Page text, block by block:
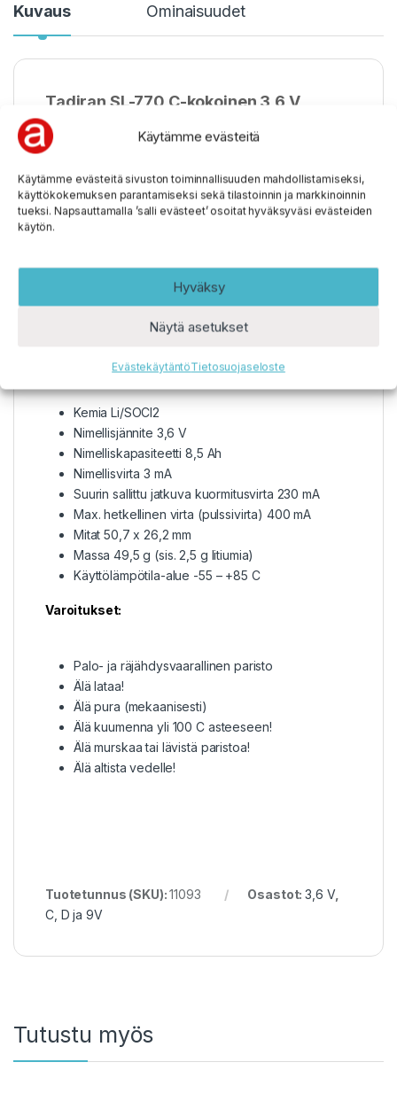
Käytämme evästeitä
Käytämme evästeitä sivuston toiminnallisuuden mahdollistamiseksi,
käyttökokemuksen parantamiseksi sekä tilastoinnin ja markkinoinnin
tueksi. Napsauttamalla ’salli evästeet’ osoitat hyväksyväsi evästeiden
käytön.
Hyväksy
Näytä asetukset
EvästekäytäntöTietosuojaseloste
Kuvaus Ominaisuudet
Tadiran SL-770 C-kokoinen 3,6 V
litiumparisto
valmistuskuukausi ja -vuosi! Ei siis “parasta
ennen”. Meillä varasto kiertää ja tuotteet ovat
tuoreita
C-pariston kokoinen 3,6 voltin litiumparisto. Ei
Kemia Li/SOCl2
Nimellisjännite 3,6 V
Nimelliskapasiteetti 8,5 Ah
Nimellisvirta 3 mA
Suurin sallittu jatkuva kuormitusvirta 230 mA
Max. hetkellinen virta (pulssivirta) 400 mA
Mitat 50,7 x 26,2 mm
Massa 49,5 g (sis. 2,5 g litiumia)
Käyttölämpötila-alue -55 – +85 C
Varoitukset:​
Palo- ja räjähdysvaarallinen paristo
Älä lataa!
Älä pura (mekaanisesti)
Älä kuumenna yli 100 C asteeseen!
Älä murskaa tai lävistä paristoa!
Älä altista vedelle!
Tuotetunnus (SKU):11093 Osastot:3,6 V,
C, D ja 9V
Tutustu myös